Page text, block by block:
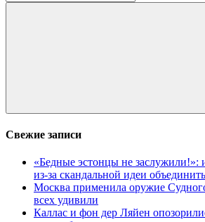
Поиск
Свежие записи
«Бедные эстонцы не заслужили!»:
из-за скандальной идеи
Москва применила оружие
всех удивили
Каллас и фон дер Ляйен